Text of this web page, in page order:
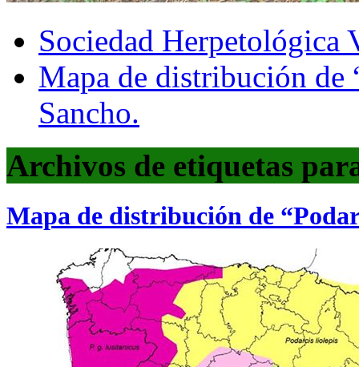
Sociedad Herpetológica
Mapa de distribución de
Sancho.
Archivos de etiquetas
Mapa de distribución de